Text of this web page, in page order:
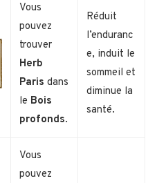
Vous
pouvez
trouver
Herb
Paris dans
le Bois
profonds.
Réduit
l’enduranc
e, induit le
sommeil et
diminue la
santé.
Vous
pouvez